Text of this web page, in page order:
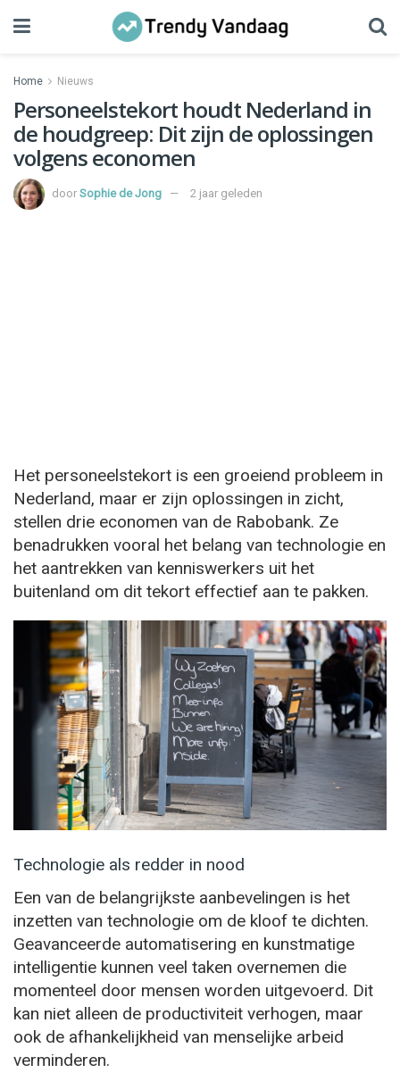
Home Nieuws
Personeelstekort houdt Nederland in
de houdgreep: Dit zijn de oplossingen
volgens economen
door Sophie de Jong 2 jaar geleden
Het personeelstekort is een groeiend probleem in
Nederland, maar er zijn oplossingen in zicht,
stellen drie economen van de Rabobank. Ze
benadrukken vooral het belang van technologie en
het aantrekken van kenniswerkers uit het
buitenland om dit tekort effectief aan te pakken.
Technologie als redder in nood
Een van de belangrijkste aanbevelingen is het
inzetten van technologie om de kloof te dichten.
Geavanceerde automatisering en kunstmatige
intelligentie kunnen veel taken overnemen die
momenteel door mensen worden uitgevoerd. Dit
kan niet alleen de productiviteit verhogen, maar
ook de afhankelijkheid van menselijke arbeid
verminderen.